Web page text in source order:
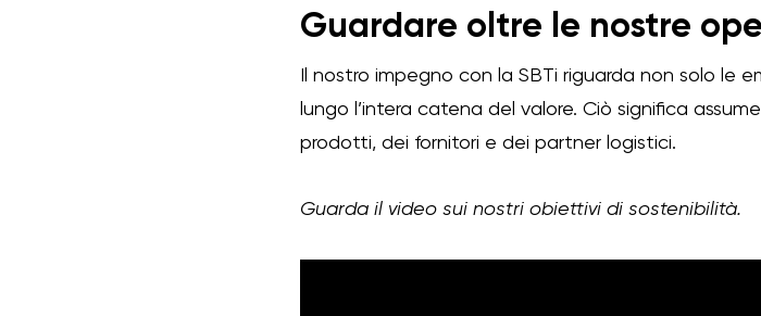
Guardare oltre le nostre
Il nostro impegno con la SBTi riguarda non solo le
lungo l’intera catena del valore. Ciò significa
prodotti, dei fornitori e dei partner logistici.
Guarda il video sui nostri obiettivi di sostenibilità.